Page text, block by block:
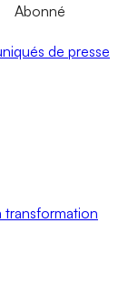
Abonné
de presse
transformation